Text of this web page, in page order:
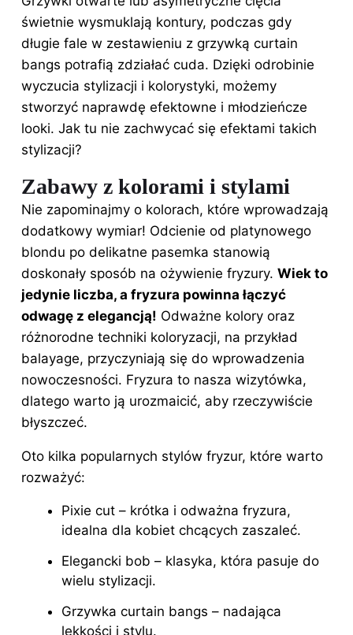
świetnie wysmuklają kontury, podczas gdy
długie fale w zestawieniu z grzywką curtain
bangs potrafią zdziałać cuda. Dzięki odrobinie
wyczucia stylizacji i kolorystyki, możemy
stworzyć naprawdę efektowne i młodzieńcze
looki. Jak tu nie zachwycać się efektami takich
stylizacji?
Zabawy z kolorami i stylami
Nie zapominajmy o kolorach, które wprowadzają
dodatkowy wymiar! Odcienie od platynowego
blondu po delikatne pasemka stanowią
doskonały sposób na ożywienie fryzury. Wiek to
jedynie liczba, a fryzura powinna łączyć
odwagę z elegancją! Odważne kolory oraz
różnorodne techniki koloryzacji, na przykład
balayage, przyczyniają się do wprowadzenia
nowoczesności. Fryzura to nasza wizytówka,
dlatego warto ją urozmaicić, aby rzeczywiście
błyszczeć.
Oto kilka popularnych stylów fryzur, które warto
rozważyć:
Pixie cut – krótka i odważna fryzura,
idealna dla kobiet chcących zaszaleć.
Elegancki bob – klasyka, która pasuje do
wielu stylizacji.
Grzywka curtain bangs – nadająca
lekkości i stylu.